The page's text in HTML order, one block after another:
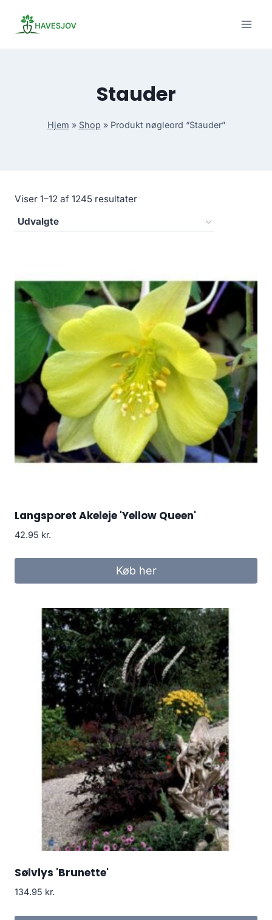
Stauder
Hjem » Shop » Produkt nøgleord “Stauder”
Viser 1–12 af 1245 resultater
Langsporet Akeleje 'Yellow Queen'
42.95 kr.
Køb her
Sølvlys 'Brunette'
134.95 kr.